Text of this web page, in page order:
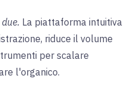
La piattaforma intuitiva
riduce il volume
per scalare
l'organico.